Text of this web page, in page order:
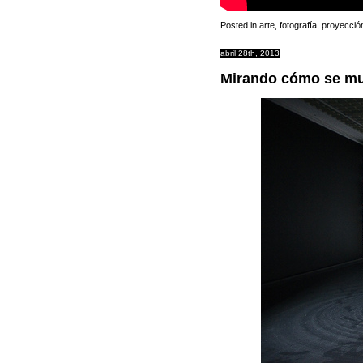
Posted in arte fotografía
abril 28th, 2013
Mirando cómo se